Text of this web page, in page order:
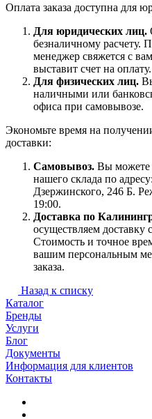
Оплата заказа доступна для
Для юридических лиц.
безналичному расчету.
менеджер свяжется с
выставит счет на оплату.
Для физических лиц.
наличными или
офиса при самовывозе.
Экономьте время на
доставки:
Самовывоз. Вы можете
нашего склада по
Дзержинского, 246 Б.
19:00.
Доставка по
осуществляем доставку
Стоимость и точное
вашим персональным
заказа.
Назад к списку
Каталог
Бренды
Услуги
Блог
Документы
Информация для клиентов
Контакты